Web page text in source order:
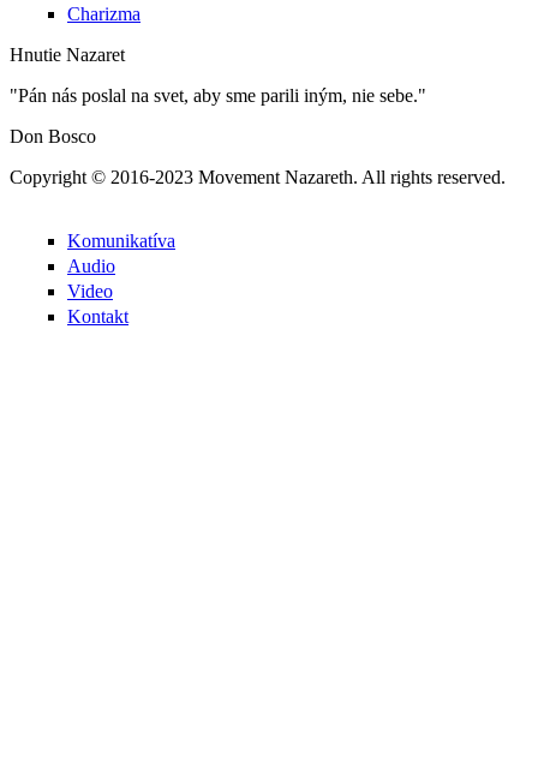
Charizma
Hnutie Nazaret
"Pán nás poslal na svet, aby sme parili iným, nie sebe."
Don Bosco
Copyright © 2016-2023 Movement Nazareth. All rights reserved.
Komunikatíva
Audio
Video
Kontakt